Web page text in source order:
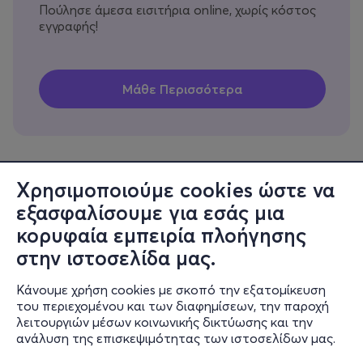
Χρησιμοποιούμε cookies ώστε να
εξασφαλίσουμε για εσάς μια
κορυφαία εμπειρία πλοήγησης
στην ιστοσελίδα μας.
Κάνουμε χρήση cookies με σκοπό την εξατομίκευση
του περιεχομένου και των διαφημίσεων, την παροχή
λειτουργιών μέσων κοινωνικής δικτύωσης και την
ανάλυση της επισκεψιμότητας των ιστοσελίδων μας.
Πούλησε άμεσα εισιτήρια online, χωρίς κόστος
εγγραφής!
Πληροφορίες
Υποστήριξη
Stay Connected